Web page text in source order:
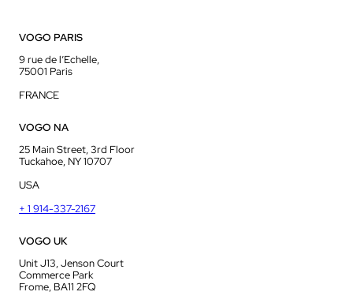
VOGO PARIS
9 rue de l’Echelle,
75001 Paris
FRANCE
VOGO NA
25 Main Street, 3rd Floor
Tuckahoe, NY 10707
USA
+ 1 914-337-2167
VOGO UK
Unit J13, Jenson Court
Commerce Park
Frome, BA11 2FQ